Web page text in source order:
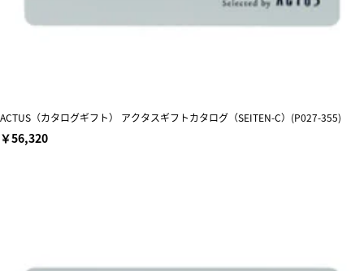
ACTUS（カタログギフト） アクタスギフトカタログ（SEITEN-C）(P027-355)
￥56,320